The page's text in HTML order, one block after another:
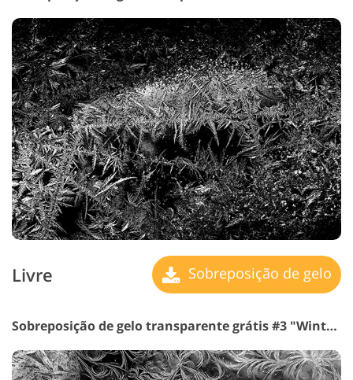
Livre Sobreposição de gelo
Sobreposição de gelo transparente grátis #3 "Winter Fairytale"